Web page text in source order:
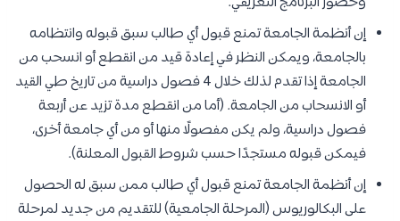
إن أنظمة الجامعة تمنع قبول أي طالب سبق قبوله وانتظامه
بالجامعة، ويمكن النظر في إعادة قيد من انقطع أو انسحب من
الجامعة إذا تقدم لذلك خلال 4 فصول دراسية من تاريخ طي القيد
أو الانسحاب من الجامعة. (أما من انقطع مدة تزيد عن أربعة
فصول دراسية، ولم يكن مفصولًا منها أو من أي جامعة أخرى،
فيمكن قبوله مستجدًا حسب شروط القبول المعلنة).
إن أنظمة الجامعة تمنع قبول أي طالب ممن سبق له الحصول
على البكالوريوس (المرحلة الجامعية) للتقديم من جديد لمرحلة